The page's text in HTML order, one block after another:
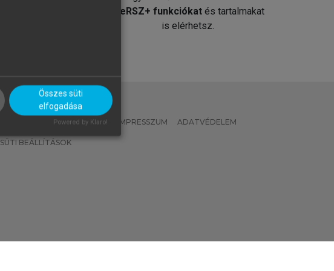
MeRSZ+ funkciókat és tartalmakat
is elérhetsz.
MI – ÁLTALÁNOS IRÁNYELVEK IMPRESSZUM ADATVÉDELEM
SÜTI BEÁLLÍTÁSOK
Összes süti
elfogadása
Powered by Klaro!